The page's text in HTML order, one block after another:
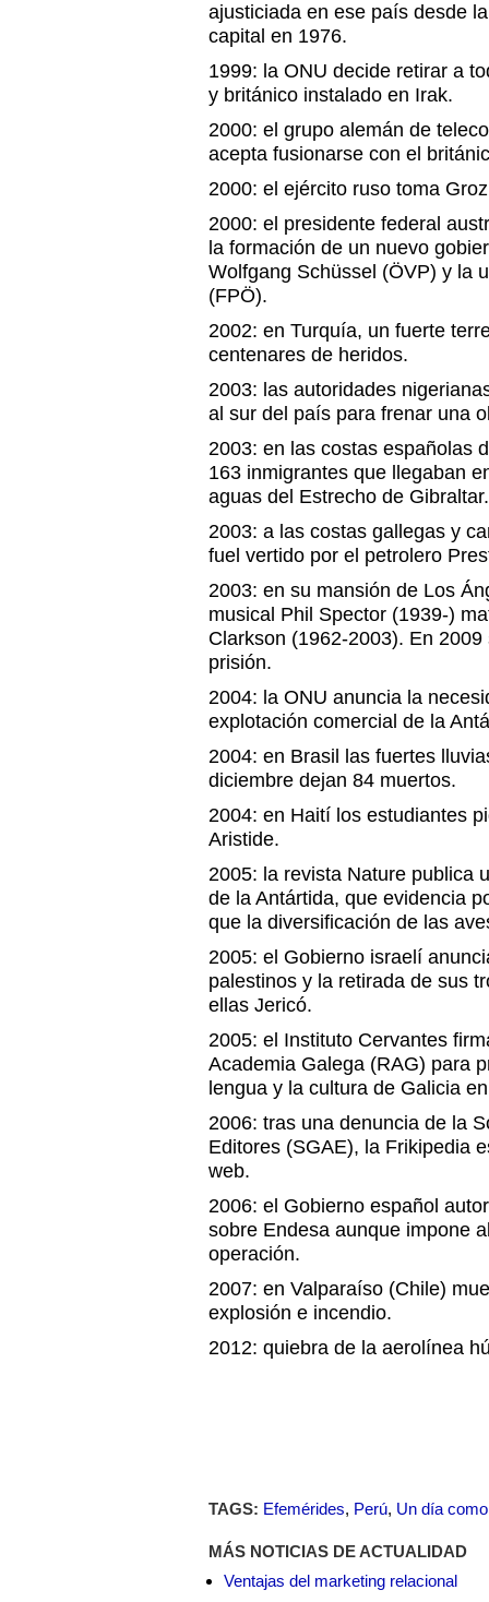
ajusticiada en ese país desde
capital en 1976.
1999: la ONU decide retirar a
y británico instalado en Irak.
2000: el grupo alemán de
acepta fusionarse con el
2000: el ejército ruso toma
2000: el presidente federal
la formación de un nuevo
Wolfgang Schüssel (ÖVP) y la
(FPÖ).
2002: en Turquía, un fuerte
centenares de heridos.
2003: las autoridades
al sur del país para frenar una
2003: en las costas españolas
163 inmigrantes que llegaban
aguas del Estrecho de Gibraltar.
2003: a las costas gallegas y
fuel vertido por el petrolero
2003: en su mansión de Los
musical Phil Spector (1939-)
Clarkson (1962-2003). En
prisión.
2004: la ONU anuncia la
explotación comercial de la
2004: en Brasil las fuertes
diciembre dejan 84 muertos.
2004: en Haití los estudiantes
Aristide.
2005: la revista Nature publica
de la Antártida, que evidencia
que la diversificación de las
2005: el Gobierno israelí
palestinos y la retirada de sus
ellas Jericó.
2005: el Instituto Cervantes
Academia Galega (RAG) para
lengua y la cultura de Galicia
2006: tras una denuncia de la
Editores (SGAE), la Frikipedia
web.
2006: el Gobierno español
sobre Endesa aunque impone
operación.
2007: en Valparaíso (Chile)
explosión e incendio.
2012: quiebra de la aerolínea
TAGS: Efemérides, Perú, Un día
MÁS NOTICIAS DE ACTUALIDAD
Ventajas del marketing relacional